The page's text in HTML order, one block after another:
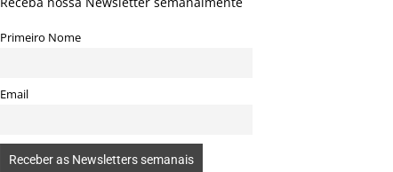
Primeiro Nome
Email